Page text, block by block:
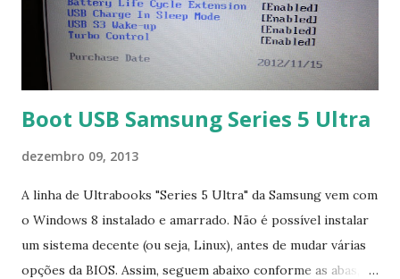
Boot USB Samsung Series 5 Ultra
dezembro 09, 2013
A linha de Ultrabooks "Series 5 Ultra" da Samsung vem com
o Windows 8 instalado e amarrado. Não é possível instalar
um sistema decente (ou seja, Linux), antes de mudar várias
opções da BIOS. Assim, seguem abaixo conforme as abas, a